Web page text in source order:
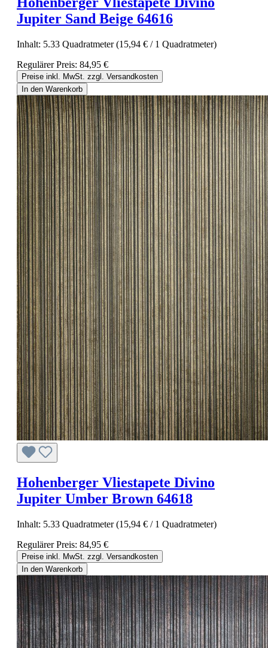
Jupiter Sand Beige 64616
Inhalt: 5.33 Quadratmeter(15,94 € / 1 Quadratmeter)
Regulärer Preis: 84,95 €
Preise inkl. MwSt. zzgl. Versandkosten
In den Warenkorb
Hohenberger Vliestapete Divino
Jupiter Umber Brown 64618
Inhalt: 5.33 Quadratmeter(15,94 € / 1 Quadratmeter)
Regulärer Preis: 84,95 €
Preise inkl. MwSt. zzgl. Versandkosten
In den Warenkorb